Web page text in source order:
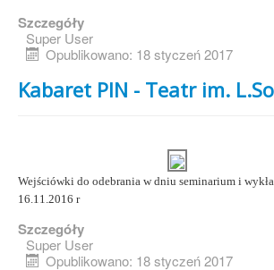
Szczegóły
Super User
Opublikowano: 18 styczeń 2017
Kabaret PIN - Teatr im.
Wejściówki do odebrania w dniu seminarium i
16.11.2016 r
Szczegóły
Super User
Opublikowano: 18 styczeń 2017